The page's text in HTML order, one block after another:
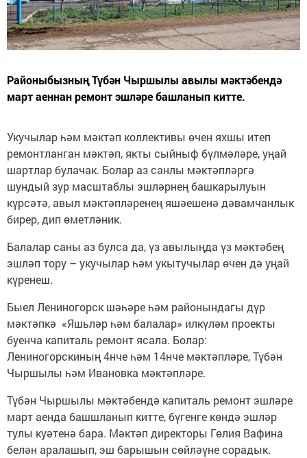
Районыбызның Түбән Чыршылы авылы мәктәбендә
март аеннан ремонт эшләре башланып китте.
Укучылар һәм мәктәп коллективы өчен яхшы итеп
ремонтланган мәктәп, якты сыйныф бүлмәләре, уңай
шартлар булачак. Болар аз санлы мәктәпләргә
шундый зур масштаблы эшләрнең башкарылуын
күрсәтә, авыл мәктәпләренең яшәешенә дәвамчанлык
бирер, дип өметләник.
Балалар саны аз булса да, үз авылыңда үз мәктәбең
эшләп тору – укучылар һәм укытучылар өчен дә уңай
күренеш.
Быел Лениногорск шәһәре һәм районындагы дүр
мәктәпкә «Яшьләр һәм балалар» илкүләм проекты
буенча капиталь ремонт ясала. Болар:
Лениногорскиның 4нче һәм 14нче мәктәпләре, Түбән
Чыршылы һәм Ивановка мәктәпләре.
Түбән Чыршылы мәктәбендә капиталь ремонт эшләре
март аенда башшланып китте, бүгенге көндә эшләр
тулы куәтенә бара. Мәктәп директоры Гөлия Вафина
белән аралашып, эш барышын сөйләүне сорадык.